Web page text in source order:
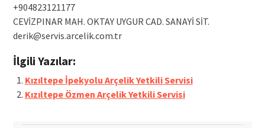
+904823121177
CEVİZPINAR MAH. OKTAY UYGUR CAD. SANAYİ SİT.
derik@servis.arcelik.com.tr
İlgili Yazılar:
Kızıltepe İpekyolu Arçelik Yetkili Servisi
Kızıltepe Özmen Arçelik Yetkili Servisi